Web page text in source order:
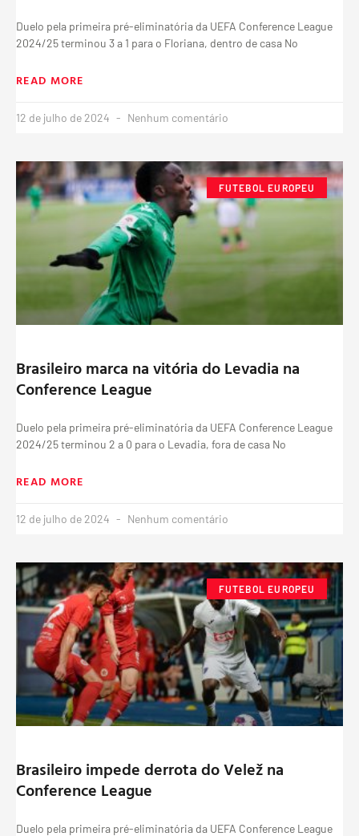
Duelo pela primeira pré-eliminatória da UEFA Conference League
2024/25 terminou 3 a 1 para o Floriana, dentro de casa No
READ MORE
12 de julho de 2024 Nenhum comentário
FUTEBOL EUROPEU
Brasileiro marca na vitória do Levadia na
Conference League
Duelo pela primeira pré-eliminatória da UEFA Conference League
2024/25 terminou 2 a 0 para o Levadia, fora de casa No
READ MORE
12 de julho de 2024 Nenhum comentário
FUTEBOL EUROPEU
Brasileiro impede derrota do Velež na
Conference League
Duelo pela primeira pré-eliminatória da UEFA Conference League